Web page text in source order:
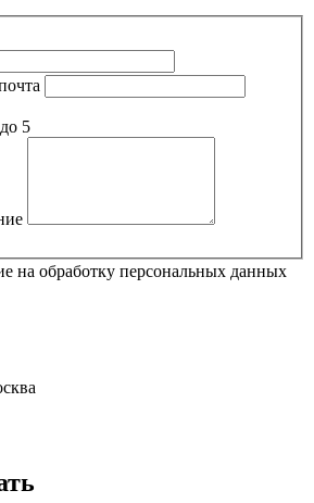
5
на обработку персональных данных